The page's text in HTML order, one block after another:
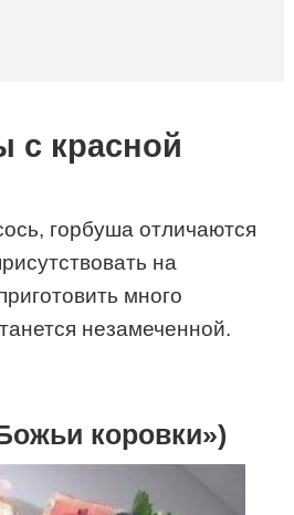
с красной
горбуша отличаются
на
много
незамеченной.
коровки»)